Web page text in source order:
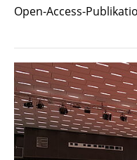
Open-Access-